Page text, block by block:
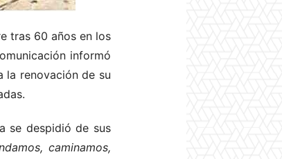
tras 60 años en los
informó
la renovación de su
se despidió de sus
caminamos,